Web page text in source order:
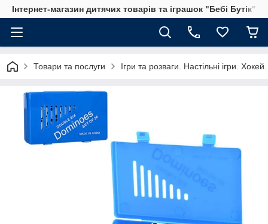
Інтернет-магазин дитячих товарів та іграшок "Бебі Бутік"
Товари та послуги Ігри та розваги. Настільні ігри.